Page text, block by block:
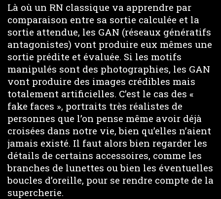
Là où un RN classique va apprendre par
comparaison entre sa sortie calculée et la
sortie attendue, les GAN (réseaux génératifs
antagonistes) vont produire eux mêmes une
sortie prédite et évaluée. Si les motifs
manipulés sont des photographies, les GAN
vont produire des images crédibles mais
totalement artificielles. C’est le cas des «
fake faces », portraits très réalistes de
personnes que l’on pense même avoir déjà
croisées dans notre vie, bien qu’elles n’aient
jamais existé. Il faut alors bien regarder les
détails de certains accessoires, comme les
branches de lunettes ou bien les éventuelles
boucles d’oreille, pour se rendre compte de la
supercherie.